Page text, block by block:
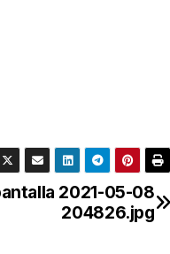
2021-05-08
204826.jpg